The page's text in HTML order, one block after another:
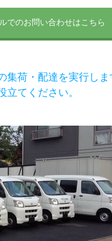
でのお問い合わせはこちら
荷・配達を実行しま
てください。